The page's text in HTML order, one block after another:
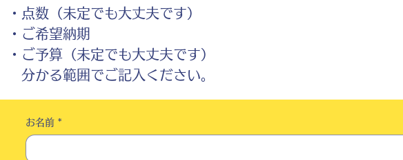
・点数（未定でも大丈夫です）
・ご希望納期
・ご予算（未定でも大丈夫です）
分かる範囲でご記入ください。
お名前 *